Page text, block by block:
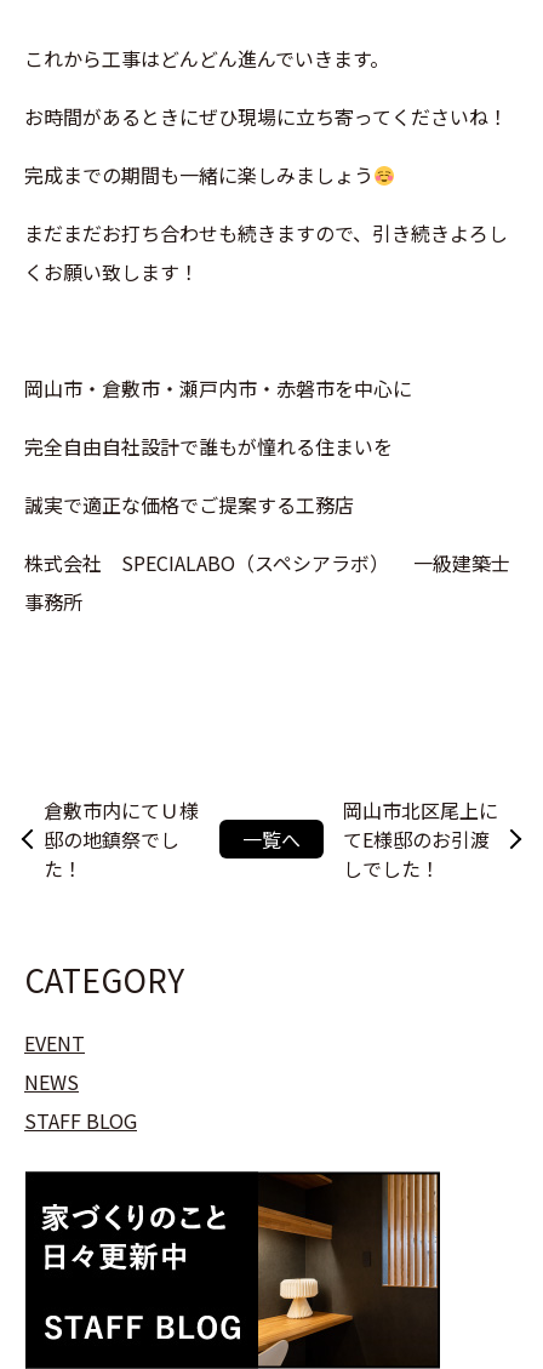
これから工事はどんどん進んでいきます。
お時間があるときにぜひ現場に立ち寄ってくださいね！
完成までの期間も一緒に楽しみましょう
まだまだお打ち合わせも続きますので、引き続きよろし
くお願い致します！
岡山市・倉敷市・瀬戸内市・赤磐市を中心に
完全自由自社設計で誰もが憧れる住まいを
誠実で適正な価格でご提案する工務店
株式会社 SPECIALABO（スペシアラボ） 一級建築士
事務所
倉敷市内にてＵ様
邸の地鎮祭でし
た！
一覧へ
岡山市北区尾上に
てE様邸のお引渡
しでした！
CATEGORY
EVENT
NEWS
STAFF BLOG